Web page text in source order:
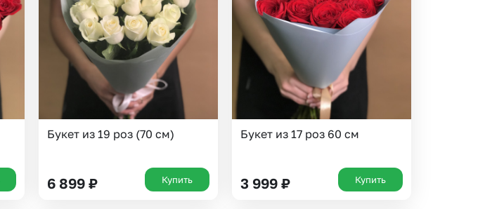
Insta букеты
Хиты продаж
Новинки
До 10000 рублей
Черная пятница
Все категории
Букет из 19 роз (70 см)
6 899 ₽ Купить
Букет из 17 роз 60 см
3 999 ₽ Купить